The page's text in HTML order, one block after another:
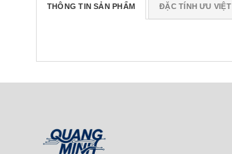
THÔNG TIN SẢN PHẨM ĐẶC TÍNH ƯU VIỆT